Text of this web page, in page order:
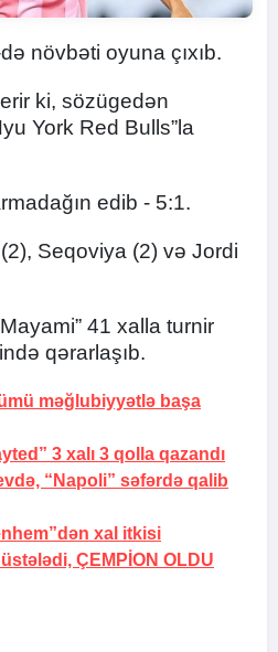
növbəti oyuna çıxıb.
ki, sözügedən
York Red Bulls”la
edib - 5:1.
Seqoviya (2) və Jordi
41 xalla turnir
qərarlaşıb.
məğlubiyyətlə başa
3 xalı 3 qolla qazandı
“Napoli” səfərdə qalib
xal itkisi
üstələdi, ÇEMPİON OLDU